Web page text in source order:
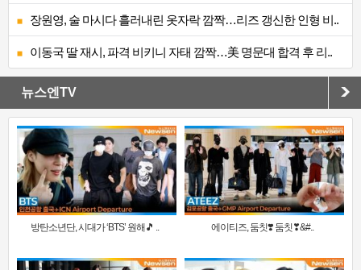
장원영, 술 마시다 흘러내린 옷자락 깜짝…리즈 갱신한 인형 비..
이동국 딸 재시, 파격 비키니 자태 깜짝…美 명문대 합격 후 리..
뉴스엔TV
방탄소년단, 시대가 ‘BTS’ 원해🎵 .. 에이티즈, 둠칫❣️ 둠칫❣&#..